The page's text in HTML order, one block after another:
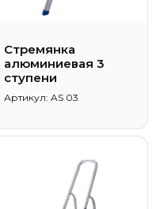
Стремянка
алюминиевая 3
ступени
Артикул: AS 03